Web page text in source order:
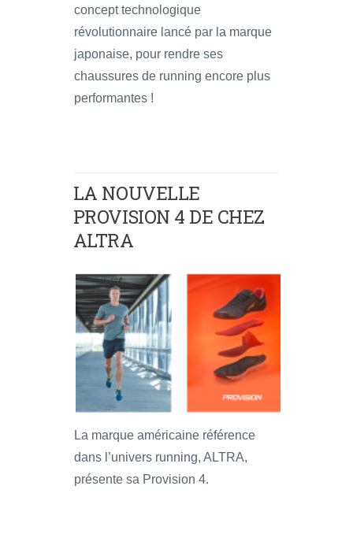
concept technologique
révolutionnaire lancé par la marque
japonaise, pour rendre ses
chaussures de running encore plus
performantes !
LA NOUVELLE
PROVISION 4 DE CHEZ
ALTRA
La marque américaine référence
dans l’univers running, ALTRA,
présente sa Provision 4.